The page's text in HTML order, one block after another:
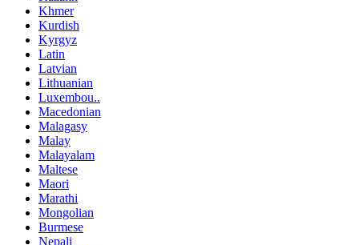
Khmer
Kurdish
Kyrgyz
Latin
Latvian
Lithuanian
Luxembou..
Macedonian
Malagasy
Malay
Malayalam
Maltese
Maori
Marathi
Mongolian
Burmese
Nepali